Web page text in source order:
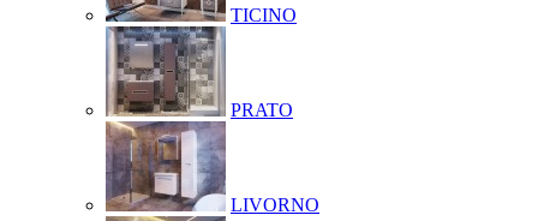
TICINO
PRATO
LIVORNO